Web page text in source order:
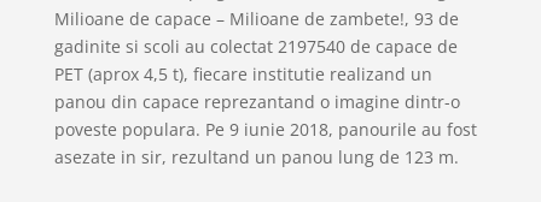
Milioane de capace – Milioane de zambete!, 93 de
gadinite si scoli au colectat 2197540 de capace de
PET (aprox 4,5 t), fiecare institutie realizand un
panou din capace reprezantand o imagine dintr-o
poveste populara. Pe 9 iunie 2018, panourile au fost
asezate in sir, rezultand un panou lung de 123 m.